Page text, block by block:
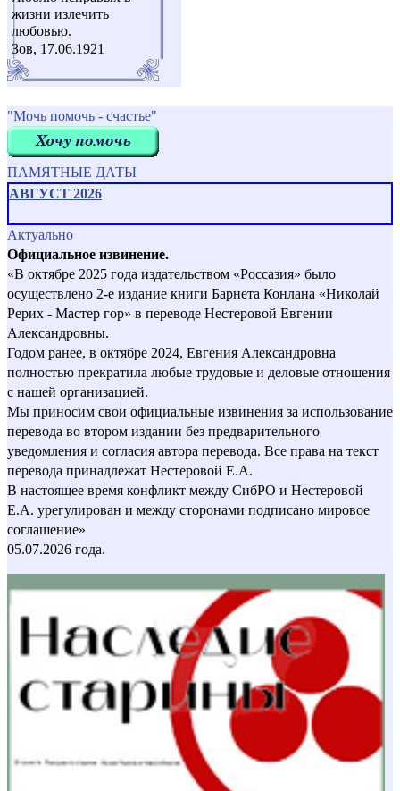
жизни излечить
любовью.
Зов, 17.06.1921
"Мочь помочь - счастье"
ПАМЯТНЫЕ ДАТЫ
АВГУСТ 2026
Актуально
Официальное извинение.
«В октябре 2025 года издательством «Россазия» было
осуществлено 2-е издание книги Барнета Конлана «Николай
Рерих - Мастер гор» в переводе Нестеровой Евгении
Александровны.
Годом ранее, в октябре 2024, Евгения Александровна
полностью прекратила любые трудовые и деловые отношения
с нашей организацией.
Мы приносим свои официальные извинения за использование
перевода во втором издании без предварительного
уведомления и согласия автора перевода. Все права на текст
перевода принадлежат Нестеровой Е.А.
В настоящее время конфликт между СибРО и Нестеровой
Е.А. урегулирован и между сторонами подписано мировое
соглашение»
05.07.2026 года.